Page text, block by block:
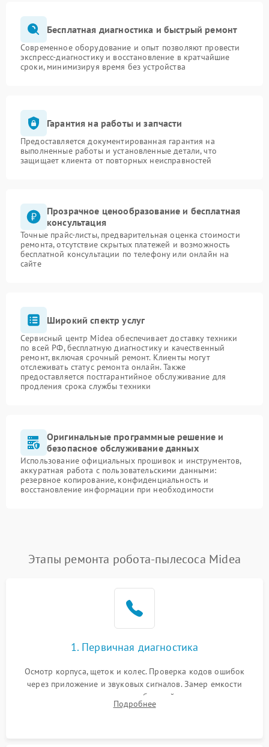
Бесплатная диагностика и быстрый ремонт
Современное оборудование и опыт позволяют провести
экспресс-диагностику и восстановление в кратчайшие
сроки, минимизируя время без устройства
Гарантия на работы и запчасти
Предоставляется документированная гарантия на
выполненные работы и установленные детали, что
защищает клиента от повторных неисправностей
Прозрачное ценообразование и бесплатная
консультация
Точные прайс-листы, предварительная оценка стоимости
ремонта, отсутствие скрытых платежей и возможность
бесплатной консультации по телефону или онлайн на
сайте
Широкий спектр услуг
Сервисный центр Midea обеспечивает доставку техники
по всей РФ, бесплатную диагностику и качественный
ремонт, включая срочный ремонт. Клиенты могут
отслеживать статус ремонта онлайн. Также
предоставляется постгарантийное обслуживание для
продления срока службы техники
Оригинальные программные решение и
безопасное обслуживание данных
Использование официальных прошивок и инструментов,
аккуратная работа с пользовательскими данными:
резервное копирование, конфиденциальность и
восстановление информации при необходимости
Этапы ремонта робота-пылесоса Midea
1. Первичная диагностика
Осмотр корпуса, щеток и колес. Проверка кодов ошибок
через приложение и звуковых сигналов. Замер емкости
аккумулятора и тестирование базовой станции зарядки.
Оценка работы лидара, бампера и датчиков падения для
Подробнее